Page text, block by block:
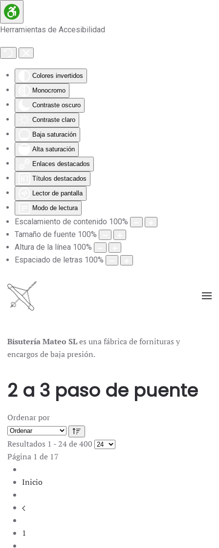
Herramientas de Accesibilidad
Colores invertidos
Monocromo
Contraste oscuro
Contraste claro
Baja saturación
Alta saturación
Enlaces destacados
Títulos destacados
Lector de pantalla
Modo de lectura
Escalamiento de contenido 100%
Tamaño de fuente 100%
Altura de la línea 100%
Espaciado de letras 100%
Skip to main content
Bisutería Mateo SLes una fábrica de fornituras y
encargos de baja presión.
2 a 3 paso de puente
Ordenar por
Resultados 1 - 24 de 400
Página 1 de 17
Inicio
1